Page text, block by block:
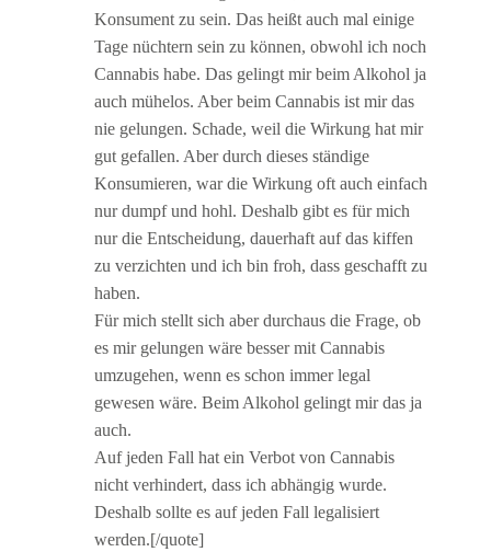
Konsument zu sein. Das heißt auch mal einige
Tage nüchtern sein zu können, obwohl ich noch
Cannabis habe. Das gelingt mir beim Alkohol ja
auch mühelos. Aber beim Cannabis ist mir das
nie gelungen. Schade, weil die Wirkung hat mir
gut gefallen. Aber durch dieses ständige
Konsumieren, war die Wirkung oft auch einfach
nur dumpf und hohl. Deshalb gibt es für mich
nur die Entscheidung, dauerhaft auf das kiffen
zu verzichten und ich bin froh, dass geschafft zu
haben.
Für mich stellt sich aber durchaus die Frage, ob
es mir gelungen wäre besser mit Cannabis
umzugehen, wenn es schon immer legal
gewesen wäre. Beim Alkohol gelingt mir das ja
auch.
Auf jeden Fall hat ein Verbot von Cannabis
nicht verhindert, dass ich abhängig wurde.
Deshalb sollte es auf jeden Fall legalisiert
werden.[/quote]